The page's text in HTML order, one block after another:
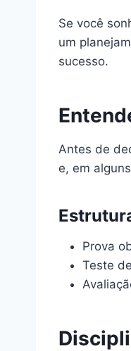
Se você
um
sucesso.
Antes de
e, em
Prova
Teste